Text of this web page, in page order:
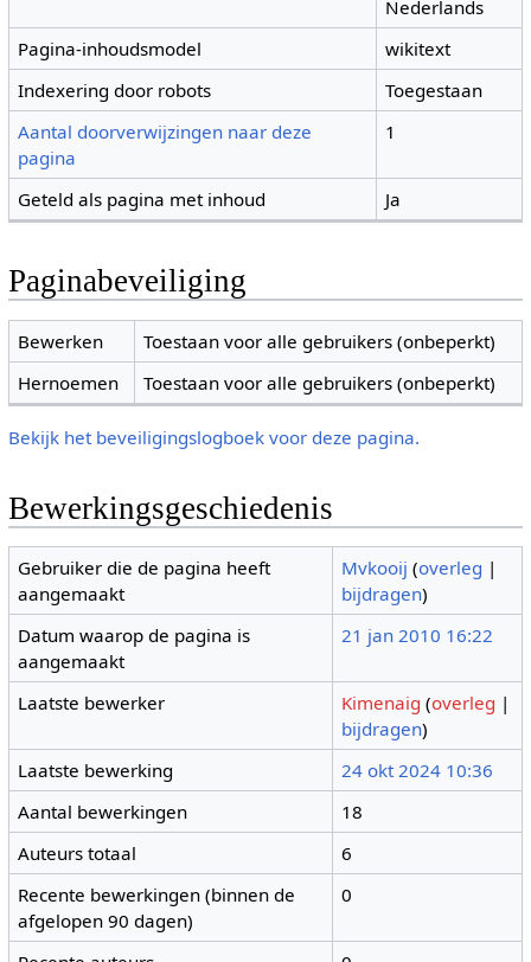
Nederlands
Pagina-inhoudsmodel
wikitext
Indexering door robots
Toegestaan
Aantal doorverwijzingen naar deze
pagina
1
Geteld als pagina met inhoud Ja
Paginabeveiliging
Bewerken
Toestaan voor alle gebruikers (onbeperkt)
Hernoemen
Toestaan voor alle gebruikers (onbeperkt)
Bekijk het beveiligingslogboek voor deze pagina.
Bewerkingsgeschiedenis
Gebruiker die de pagina heeft
aangemaakt
Mvkooij (overleg |
bijdragen)
Datum waarop de pagina is
aangemaakt
21 jan 2010 16:22
Laatste bewerker Kimenaig (overleg |
bijdragen)
Laatste bewerking
24 okt 2024 10:36
Aantal bewerkingen
18
Auteurs totaal
6
Recente bewerkingen (binnen de
afgelopen 90 dagen)
0